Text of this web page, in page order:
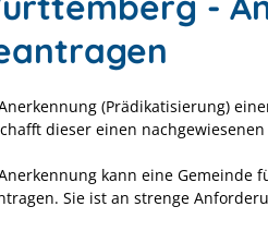
(Prädikatisierung)
dieser einen
kann eine Gemeinde
Sie ist an strenge